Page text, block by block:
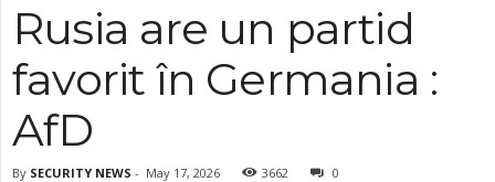
Rusia are un partid
favorit în Germania :
AfD
By SECURITY NEWS - May 17, 2026 3662 0